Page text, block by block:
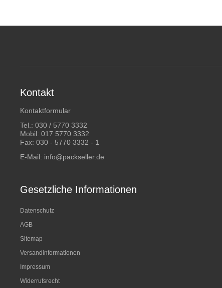
Kontakt
Kontaktformular
Tel.: 030 / 5770 3332
Mobil: 017 5770 3332
Fax: 030 - 5770 3332 - 1
E-Mail: info@packseller.de
Gesetzliche Informationen
Datenschutz
AGB
Sitemap
Versandinformationen
Impressum
Widerrufsrecht